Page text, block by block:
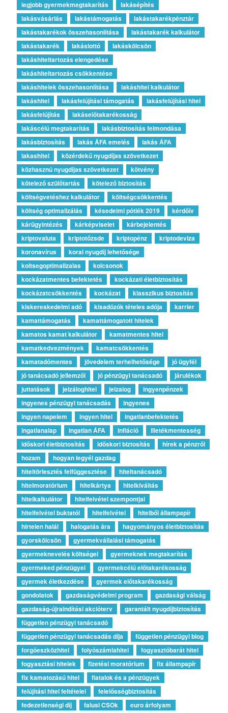
legjobb gyermekmegtakarítás
lakásépítés
lakásvásárlás
lakástámogatás
lakástakarékpénztár
lakástakarékok összehasonlítása
lakástakarék kalkulátor
lakástakarék
lakáslottó
lakáskölcsön
lakáshiteltartozás elengedése
lakáshiteltartozás csökkentése
lakáshitelek összehasonlítása
lakáshitel kalkulátor
lakáshitel
lakásfelújítási támogatás
lakásfelújítási hitel
lakásfelújítás
lakáselőtakarékosság
lakáscélú megtakarítás
lakásbiztosítás felmondása
lakásbiztosítás
lakás ÁFA emelés
lakás ÁFA
lakashitel
közérdekű nyugdíjas szövetkezet
közhasznú nyugdíjas szövetkezet
kötvény
kötelező szülőtartás
kötelező biztosítás
költségvetéshez kalkulátor
költségcsökkentés
költség optimalizálás
késedelmi pótlék 2019
kérdőív
kárügyintézés
kárképviselet
kárbejelentés
kriptovaluta
kriptotőzsde kriptopénz
kriptodeviza
koronavírus
korai nyugdíj lehetősége
koltsegoptimalizalas
kolcsonok
kockázatmentes befektetés
kockázati életbiztosítás
kockázatcsökkentés
kockázat
klasszikus biztosítás
kiskereskedelmi adó
kisadózók tételes adója
karrier
kamattámogatás
kamattámogatott hitelek
kamatos kamat kalkulátor
kamatmentes hitel
kamatkedvezmények
kamatcsökkentés
kamatadómentes
jövedelem terhelhetősége
jó ügyfél
jó tanácsadó jellemzői
jó pénzügyi tanácsadó
járulékok
juttatások
jelzáloghitel jelzalog
ingyenpénzek
ingyenes pénzügyi tanácsadás
ingyenes
ingyen napelem
ingyen hitel
ingatlanbefektetés
ingatlanalap
ingatlan ÁFA infláció
illetékmentesség
időskori életbiztosítás
időskori biztosítás
hírek a pénzről
hozam
hogyan legyél gazdag
hiteltörlesztés felfüggesztése
hiteltanácsadó
hitelmoratórium
hitelkártya
hitelkiváltás
hitelkalkulátor
hitelfelvétel szempontjai
hitelfelvétel buktatói
hitelfelvétel
hitelből állampapír
hirtelen halál
halogatás ára
hagyományos életbiztosítás
gyorskölcsön
gyermekvállalási támogatás
gyermeknevelés költségei
gyermeknek megtakarítás
gyermeked pénzügyei
gyermekcélú előtakarékosság
gyermek életkezdése
gyermek előtakarékosság
gondolatok
gazdaságvédelmi program
gazdasági válság
gazdaság-újraindítási akcióterv
garantált nyugdíjbiztosítás
független pénzügyi tanácsadó
független pénzügyi tanácsadás díja
független pénzügyi blog
forgóeszközhitel
folyószámlahitel
fogyasztóbarát hitel
fogyasztási hitelek
fizetési moratórium
fix állampapír
fix kamatozású hitel
fiatalok és a pénzügyek
felújítási hitel feltételei
felelősségbiztosítás
fedezetlenségi díj
falusi CSOk
euro árfolyam